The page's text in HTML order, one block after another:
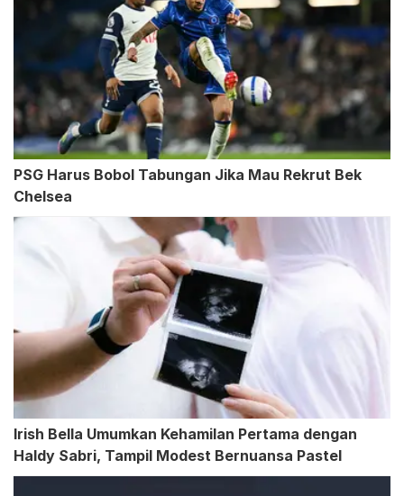
PSG Harus Bobol Tabungan Jika Mau Rekrut Bek
Chelsea
Irish Bella Umumkan Kehamilan Pertama dengan
Haldy Sabri, Tampil Modest Bernuansa Pastel